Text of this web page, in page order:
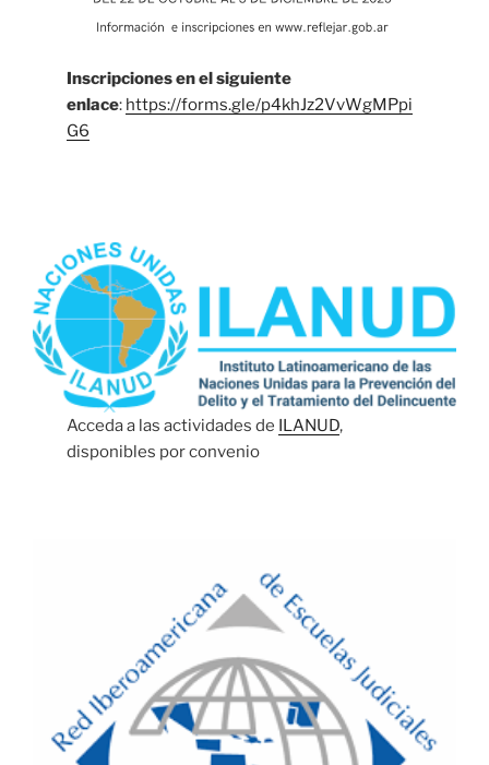
Inscripciones en el siguiente
enlace: https://forms.gle/p4khJz2VvWgMPpi
G6
Acceda a las actividades de ILANUD,
disponibles por convenio